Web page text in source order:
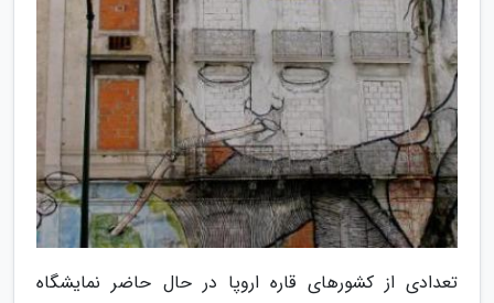
تعدادی از کشورهای قاره اروپا در حال حاضر نمایشگاه